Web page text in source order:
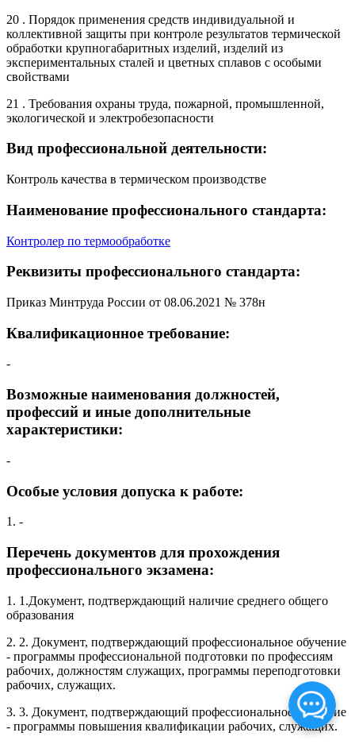
20 . Порядок применения средств индивидуальной и
коллективной защиты при контроле результатов термической
обработки крупногабаритных изделий, изделий из
экспериментальных сталей и цветных сплавов с особыми
свойствами
21 . Требования охраны труда, пожарной, промышленной,
экологической и электробезопасности
Вид профессиональной деятельности:
Контроль качества в термическом производстве
Наименование профессионального стандарта:
Контролер по термообработке
Реквизиты профессионального стандарта:
Приказ Минтруда России от 08.06.2021 № 378н
Квалификационное требование:
-
Возможные наименования должностей,
профессий и иные дополнительные
характеристики:
-
Особые условия допуска к работе:
1. -
Перечень документов для прохождения
профессионального экзамена:
1. 1.Документ, подтверждающий наличие среднего общего
образования
2. 2. Документ, подтверждающий профессиональное обучение
- программы профессиональной подготовки по профессиям
рабочих, должностям служащих, программы переподготовки
рабочих, служащих.
3. 3. Документ, подтверждающий профессиональное обучение
- программы повышения квалификации рабочих, служащих.